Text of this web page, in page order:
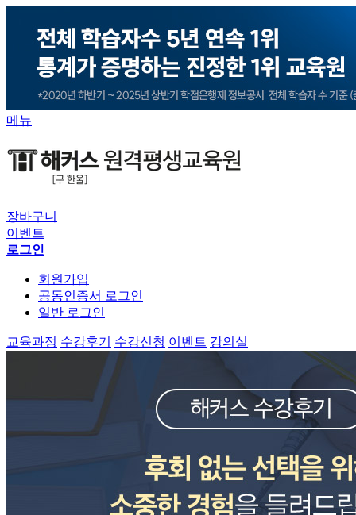
메뉴
장바구니
이벤트
로그인
회원가입
공동인증서 로그인
일반 로그인
교육과정 수강후기 수강신청 이벤트 강의실